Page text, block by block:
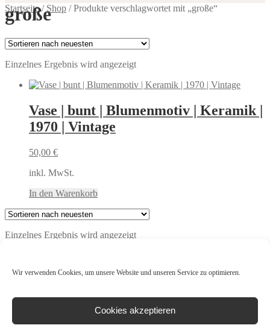
Wir verwenden Cookies, um unsere Website und unseren Service zu optimieren.
Cookies akzeptieren
Startseite/ Shop /Produkte verschlagwortet mit „große“
große
Einzelnes Ergebnis wird angezeigt
Vase | bunt | Blumenmotiv | Keramik |
1970 | Vintage
50,00 €
inkl. MwSt.
In den Warenkorb
Einzelnes Ergebnis wird angezeigt
4.8
Basierend auf 37 Bewertungen
powered by